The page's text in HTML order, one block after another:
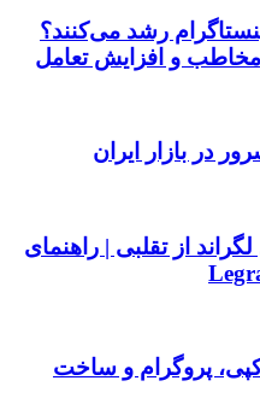
رشد می‌کنند؟
و افزایش تعامل
در بازار ایران
از تقلبی | راهنمای
سوئیچ پژو ۲۰۷؛ کپی، پروگرام و ساخت